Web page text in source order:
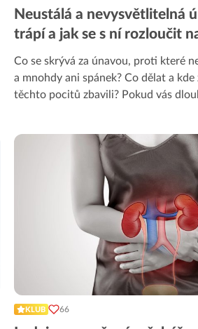
Neustálá a nevysvětlitelná
trápí a jak se s ní rozloučit
Co se skrývá za únavou, proti které
a mnohdy ani spánek? Co dělat a kde
těchto pocitů zbavili? Pokud vás
KLUB 66